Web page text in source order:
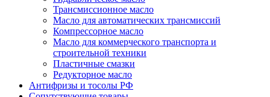
Трансмиссионное масло
Масло для автоматических трансмиссий
Компрессорное масло
Масло для коммерческого транспорта и
строительной техники
Пластичные смазки
Редукторное масло
Антифризы и тосолы РФ